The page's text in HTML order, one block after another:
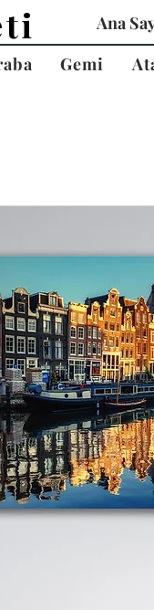
Ana
Gemi